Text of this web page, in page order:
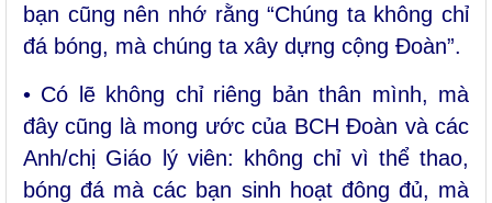
bạn cũng nên nhớ rằng “Chúng ta không chỉ
đá bóng, mà chúng ta xây dựng cộng Đoàn”.
• Có lẽ không chỉ riêng bản thân mình, mà
đây cũng là mong ước của BCH Đoàn và các
Anh/chị Giáo lý viên: không chỉ vì thể thao,
bóng đá mà các bạn sinh hoạt đông đủ, mà